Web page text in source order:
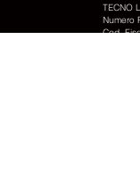
TECNO
Numero
Cod.